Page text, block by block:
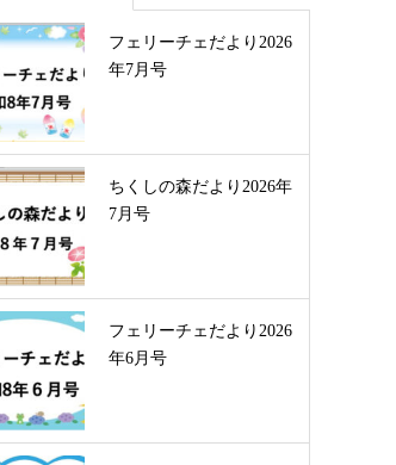
フェリーチェだより2026
年7月号
ちくしの森だより2026年
7月号
フェリーチェだより2026
年6月号